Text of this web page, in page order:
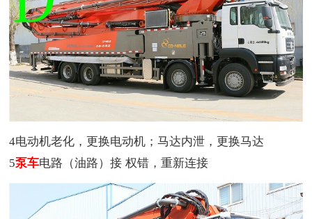
4电动机老化，更换电动机；马达内泄，更换马达
5泵车电路（油路）接 权错，重新连接